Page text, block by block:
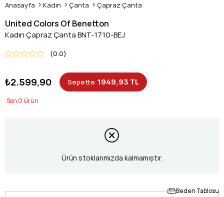
Anasayfa Kadın Çanta Çapraz Çanta
United Colors Of Benetton
Kadın Çapraz Çanta BNT-1710-BEJ
0.0
₺2.599,90 Sepette 1949,93 TL
0
Ürün stoklarımızda kalmamıştır.
Beden Tablosu